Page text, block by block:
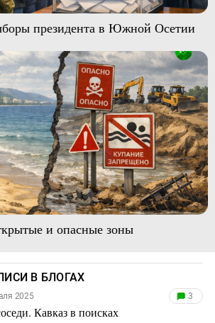
президента в Южной Осетии
и опасные зоны
В БЛОГАХ
2025
Кавказ в поисках
3